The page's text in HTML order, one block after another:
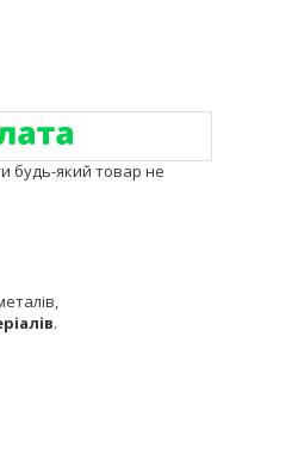
будь-який товар не
.